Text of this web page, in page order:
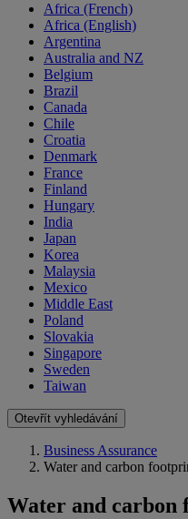
Africa (French)
Africa (English)
Argentina
Australia and NZ
Belgium
Brazil
Canada
Chile
Croatia
Denmark
France
Finland
Hungary
India
Japan
Korea
Malaysia
Mexico
Middle East
Poland
Slovakia
Singapore
Sweden
Taiwan
Otevřít vyhledávání
Business Assurance
Water and carbon
Water and carbon